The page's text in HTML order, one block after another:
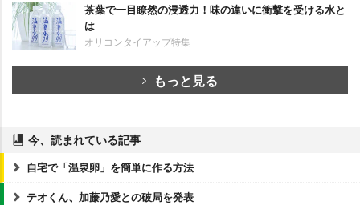
茶葉で一目瞭然の浸透力！味の違いに衝撃を受ける水と
は
オリコンタイアップ特集
もっと見る
今、読まれている記事
自宅で「温泉卵」を簡単に作る方法
テオくん、加藤乃愛との破局を発表